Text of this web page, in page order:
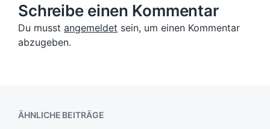
Schreibe einen Kommentar
Du musst angemeldet sein, um einen Kommentar
abzugeben.
ÄHNLICHE BEITRÄGE